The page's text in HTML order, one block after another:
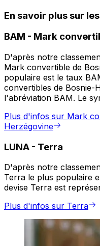
En savoir plus sur
BAM - Mark
D'après notre
Mark convertible de
populaire est le taux
convertibles de Bosnie-
l'abréviation BAM. Le
Plus d'infos sur Mark
Herzégovine
LUNA - Terra
D'après notre
Terra le plus populaire
devise Terra est
Plus d'infos sur Terra